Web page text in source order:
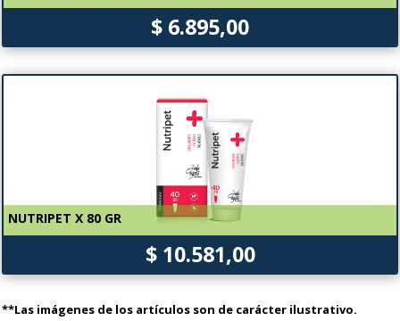
$ 6.895,00
NUTRIPET X 80 GR
$ 10.581,00
**Las imágenes de los artículos son de carácter ilustrativo.